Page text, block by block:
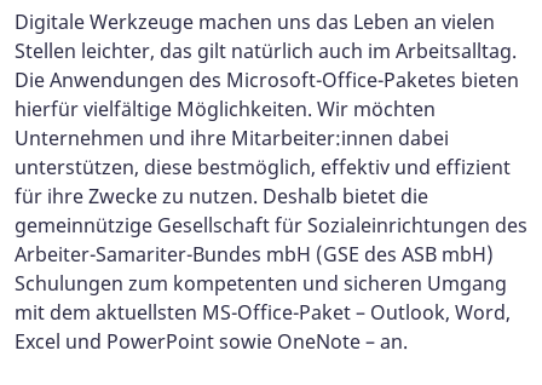
Digitale Werkzeuge machen uns das Leben an vielen
Stellen leichter, das gilt natürlich auch im Arbeitsalltag.
Die Anwendungen des Microsoft-Office-Paketes bieten
hierfür vielfältige Möglichkeiten. Wir möchten
Unternehmen und ihre Mitarbeiter:innen dabei
unterstützen, diese bestmöglich, effektiv und effizient
für ihre Zwecke zu nutzen. Deshalb bietet die
gemeinnützige Gesellschaft für Sozialeinrichtungen des
Arbeiter-Samariter-Bundes mbH (GSE des ASB mbH)
Schulungen zum kompetenten und sicheren Umgang
mit dem aktuellsten MS-Office-Paket – Outlook, Word,
Excel und PowerPoint sowie OneNote – an.